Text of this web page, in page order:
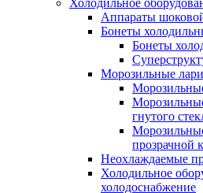
Холодильное
Аппараты
Бонеты
Бонеты
Морозильные лари
гнутого
прозрачной
Неохлаждаемые
Холодильное
холодоснабжение